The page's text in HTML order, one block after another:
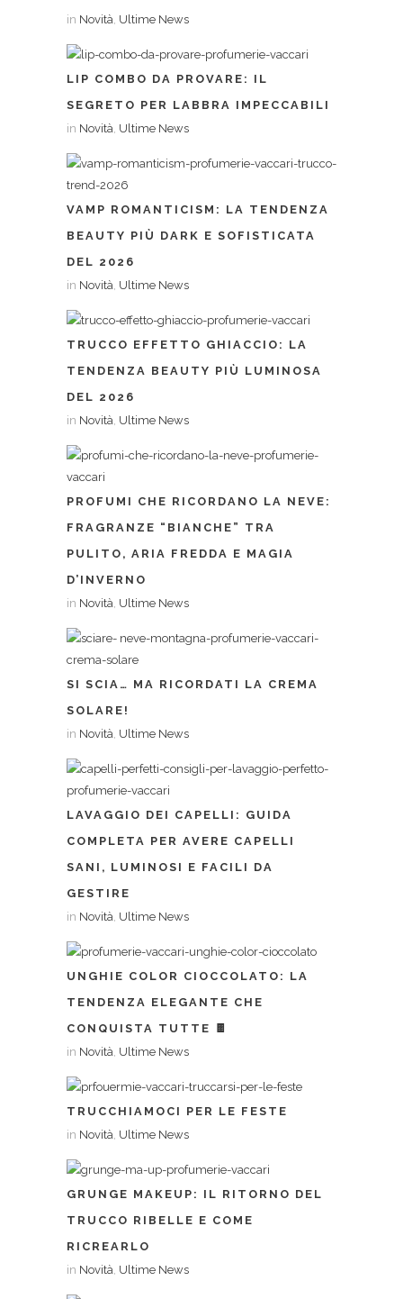
in Novità, Ultime News
LIP COMBO DA PROVARE: IL
SEGRETO PER LABBRA IMPECCABILI
in Novità, Ultime News
VAMP ROMANTICISM: LA TENDENZA
BEAUTY PIÙ DARK E SOFISTICATA
DEL 2026
in Novità, Ultime News
TRUCCO EFFETTO GHIACCIO: LA
TENDENZA BEAUTY PIÙ LUMINOSA
DEL 2026
in Novità, Ultime News
PROFUMI CHE RICORDANO LA NEVE:
FRAGRANZE “BIANCHE” TRA
PULITO, ARIA FREDDA E MAGIA
D’INVERNO
in Novità, Ultime News
SI SCIA… MA RICORDATI LA CREMA
SOLARE!
in Novità, Ultime News
LAVAGGIO DEI CAPELLI: GUIDA
COMPLETA PER AVERE CAPELLI
SANI, LUMINOSI E FACILI DA
GESTIRE
in Novità, Ultime News
UNGHIE COLOR CIOCCOLATO: LA
TENDENZA ELEGANTE CHE
CONQUISTA TUTTE 🍫
in Novità, Ultime News
TRUCCHIAMOCI PER LE FESTE
in Novità, Ultime News
GRUNGE MAKEUP: IL RITORNO DEL
TRUCCO RIBELLE E COME
RICREARLO
in Novità, Ultime News